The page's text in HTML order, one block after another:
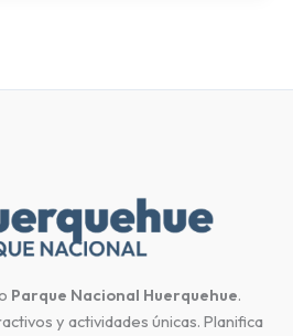
Parque Nacional Huerquehue.
y actividades únicas. Planifica